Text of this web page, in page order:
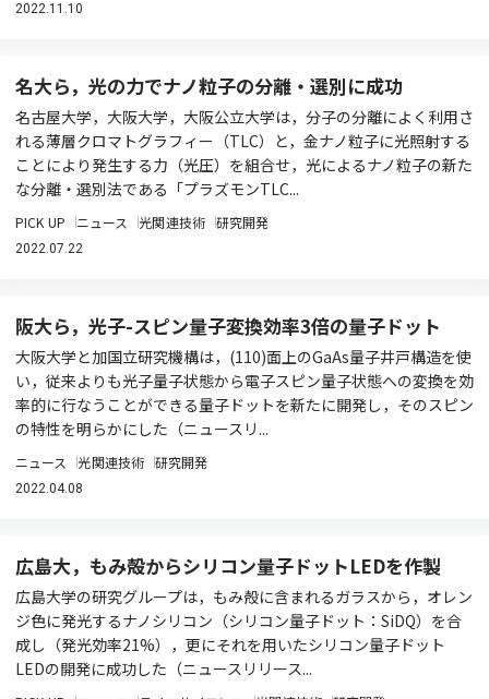
2022.11.10
名大ら，光の力でナノ粒子の分離・選別に成功
名古屋大学，大阪大学，大阪公立大学は，分子の分離によく利用さ
れる薄層クロマトグラフィー（TLC）と，金ナノ粒子に光照射する
ことにより発生する力（光圧）を組合せ，光によるナノ粒子の新た
な分離・選別法である「プラズモンTLC...
PICK UP ニュース 光関連技術 研究開発
2022.07.22
阪大ら，光子-スピン量子変換効率3倍の量子ドット
大阪大学と加国立研究機構は，(110)面上のGaAs量子井戸構造を使
い，従来よりも光子量子状態から電子スピン量子状態への変換を効
率的に行なうことができる量子ドットを新たに開発し，そのスピン
の特性を明らかにした（ニュースリ...
ニュース 光関連技術 研究開発
2022.04.08
広島大，もみ殻からシリコン量子ドットLEDを作製
広島大学の研究グループは，もみ殻に含まれるガラスから，オレン
ジ色に発光するナノシリコン（シリコン量子ドット：SiDQ）を合
成し（発光効率21%），更にそれを用いたシリコン量子ドット
LEDの開発に成功した（ニュースリリース...